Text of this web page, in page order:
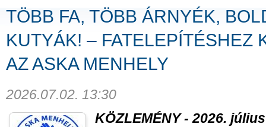
TÖBB FA, TÖBB ÁRNYÉK,
KUTYÁK! – FATELEPÍTÉSHEZ
AZ ASKA MENHELY
2026.07.02. 13:30
KÖZLEMÉNY - 2026.